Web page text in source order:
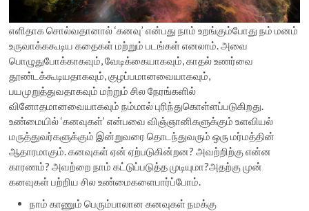
எளிதாக சொல்வதானால் ‘கனவு’ என்பது நாம் உறங்கும்போது நம் மனம்
உருவாக்ககூடிய கதைகள் மற்றும் படங்கள் எனலாம். அவை
பொழுதுபோக்காகவும், வேடிக்கையாகவும், காதல் உணர்வை
தூண்டக்கூடியதாகவும், குழப்பமானவையாகவும்,
பயமுறுத்துவதாகவும் மற்றும் சில நேரங்களில்
வினோதமானவையாகவும் நம்மால் புரிந்துகொள்ளப்படுகிறது.
உண்மையில் ‘கனவுகள்’ என்பவை விஞ்ஞானிகளுக்கும் உளவியல்
மருத்துவர்களுக்கும் இன்றுவரை தொடந்துவரும் ஒரு மர்மத்தின்
ஆதாரமாகும். கனவுகள் ஏன் ஏற்படுகின்றன? அவற்றிற்கு என்ன
காரணம்? அவற்றை நாம் கட்டுப்படுத்த முடியுமா?அதற்கு முன்
கனவுகள் பற்றிய சில உண்மைகளைபார்ப்போம்.
நாம் காணும் பெரும்பாலான கனவுகள் நமக்கு